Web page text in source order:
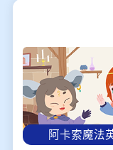
阿卡索魔法